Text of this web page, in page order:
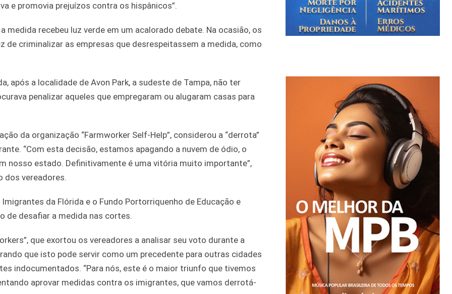
e promovia prejuízos contra os hispânicos”.
medida recebeu luz verde em um acalorado debate. Na ocasião, os
criminalizar as empresas que desrespeitassem a medida, como
após a localidade de Avon Park, a sudeste de Tampa, não ter
penalizar aqueles que empregaram ou alugaram casas para
da organização “Farmworker Self-Help”, considerou a “derrota”
“Com esta decisão, estamos apagando a nuvem de ódio, o
nosso estado. Definitivamente é uma vitória muito importante”,
dos vereadores.
da Flórida e o Fundo Portorriquenho de Educação e
de desafiar a medida nas cortes.
que exortou os vereadores a analisar seu voto durante a
que isto pode servir como um precedente para outras cidades
indocumentados. “Para nós, este é o maior triunfo que tivemos
aprovar medidas contra os imigrantes, que vamos derrotá-